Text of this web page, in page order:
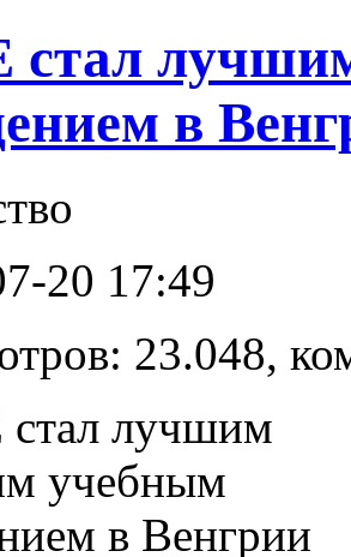
стал
в
20 17:49
23.048,